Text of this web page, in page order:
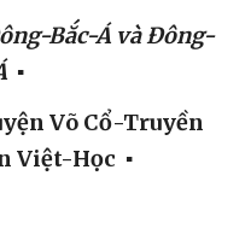
Bắc-Á và Đông-
  ▪
Việt-Học  ▪